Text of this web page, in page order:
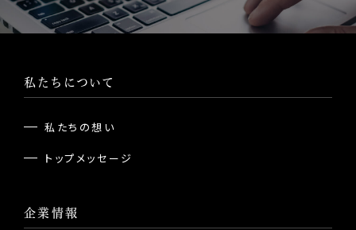
私たちについて
私たちの想い
トップメッセージ
企業情報